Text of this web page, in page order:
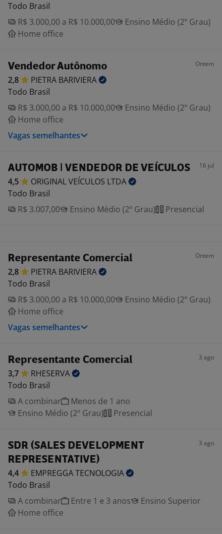
Todo Brasil
R$ 3.000,00 a R$ 10.000,00
Ensino Médio (2º Grau)
Home office
Vendedor Autônomo Ontem
2,8 PIETRA BARIVIERA
Todo Brasil
R$ 3.000,00 a R$ 10.000,00
Ensino Médio (2º Grau)
Home office
Vagas semelhantes
AUTOMOB | VENDEDOR DE VEÍCULOS 16 jul
4,5 ORIGINAL VEÍCULOS LTDA
Todo Brasil
R$ 3.007,00
Ensino Médio (2º Grau) Presencial
Representante Comercial Ontem
2,8 PIETRA BARIVIERA
Todo Brasil
R$ 3.000,00 a R$ 10.000,00
Ensino Médio (2º Grau)
Home office
Vagas semelhantes
Representante Comercial 3 ago
3,7
RHESERVA
Todo Brasil
A combinar
Menos de 1 ano
Ensino Médio (2º Grau)
Presencial
SDR (SALES DEVELOPMENT
REPRESENTATIVE)
3 ago
4,4 EMPREGGATECNOLOGIA
Todo Brasil
A combinar
Entre 1 e 3 anos
Ensino Superior
Home office